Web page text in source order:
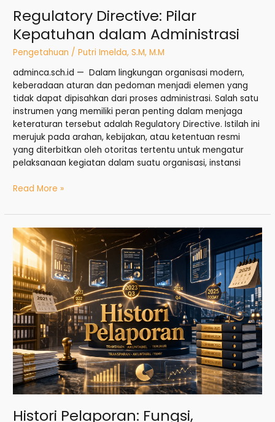
Regulatory Directive: Pilar
Kepatuhan dalam Administrasi
Pengetahuan /Putri Imelda, S.M, M.M
adminca.sch.id — Dalam lingkungan organisasi modern,
keberadaan aturan dan pedoman menjadi elemen yang
tidak dapat dipisahkan dari proses administrasi. Salah satu
instrumen yang memiliki peran penting dalam menjaga
keteraturan tersebut adalah Regulatory Directive. Istilah ini
merujuk pada arahan, kebijakan, atau ketentuan resmi
yang diterbitkan oleh otoritas tertentu untuk mengatur
pelaksanaan kegiatan dalam suatu organisasi, instansi
Read More »
Histori Pelaporan: Fungsi,
Histori
Pelaporan:
Fungsi,
Manfaat,
dan
Cara
Pengelolaannya